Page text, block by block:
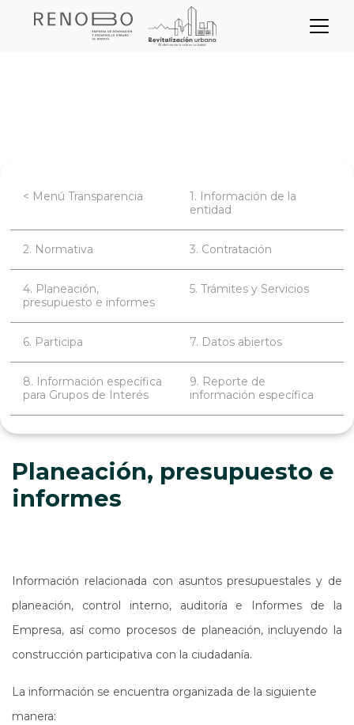
Sitio Web Empresa de
Transparencia
< Menú Transparencia
1. Información de la
entidad
2. Normativa 3. Contratación
4. Planeación,
presupuesto e informes
5. Trámites y Servicios
6. Participa 7. Datos abiertos
8. Información específica
para Grupos de Interés
9. Reporte de
información específica
Planeación, presupuesto e
informes
Información relacionada con asuntos presupuestales y de
planeación, control interno, auditoría e Informes de la
Empresa, así como procesos de planeación, incluyendo la
construcción participativa con la ciudadanía.
La información se encuentra organizada de la siguiente
manera: